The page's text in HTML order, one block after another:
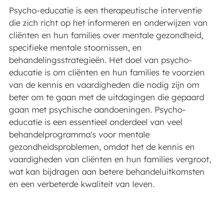
Psycho-educatie is een therapeutische interventie
die zich richt op het informeren en onderwijzen van
cliënten en hun families over mentale gezondheid,
specifieke mentale stoornissen, en
behandelingsstrategieën. Het doel van psycho-
educatie is om cliënten en hun families te voorzien
van de kennis en vaardigheden die nodig zijn om
beter om te gaan met de uitdagingen die gepaard
gaan met psychische aandoeningen. Psycho-
educatie is een essentieel onderdeel van veel
behandelprogramma's voor mentale
gezondheidsproblemen, omdat het de kennis en
vaardigheden van cliënten en hun families vergroot,
wat kan bijdragen aan betere behandeluitkomsten
en een verbeterde kwaliteit van leven.